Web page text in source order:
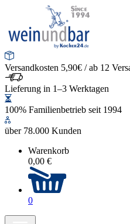
Versandkosten 5,90€ / ab 12
Lieferung in 1–3 Werktagen
100% Familienbetrieb seit 1994
über 78.000 Kunden
Warenkorb
0,00 €
0